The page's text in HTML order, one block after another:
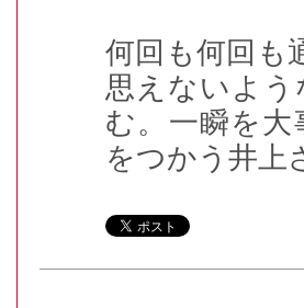
何回も何回も
思えないよ
む。一瞬を
をつかう井上